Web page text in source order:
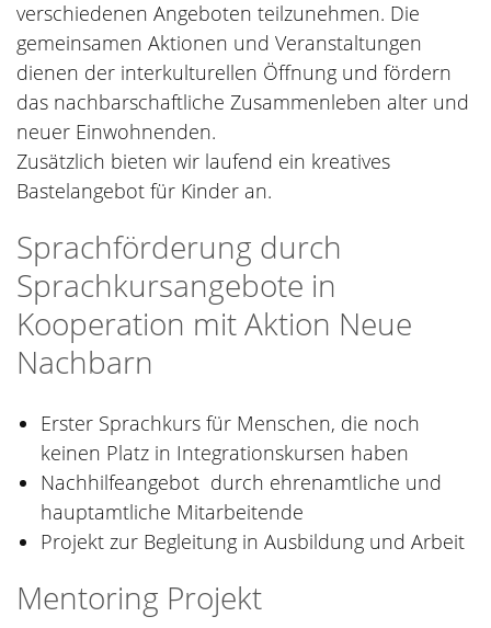
verschiedenen Angeboten teilzunehmen. Die
gemeinsamen Aktionen und Veranstaltungen
dienen der interkulturellen Öffnung und fördern
das nachbarschaftliche Zusammenleben alter und
neuer Einwohnenden.
Zusätzlich bieten wir laufend ein kreatives
Bastelangebot für Kinder an.
Sprachförderung durch
Sprachkursangebote in
Kooperation mit Aktion Neue
Nachbarn
Erster Sprachkurs für Menschen, die noch
keinen Platz in Integrationskursen haben
Nachhilfeangebot durch ehrenamtliche und
hauptamtliche Mitarbeitende
Projekt zur Begleitung in Ausbildung und Arbeit
Mentoring Projekt